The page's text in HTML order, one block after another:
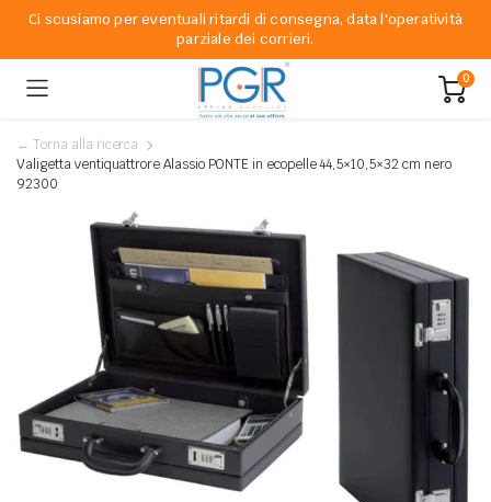
Ci scusiamo per eventuali ritardi di consegna, data l'operatività
parziale dei corrieri.
0
← Torna alla ricerca
Valigetta ventiquattrore Alassio PONTE in ecopelle 44,5×10,5×32 cm nero
92300